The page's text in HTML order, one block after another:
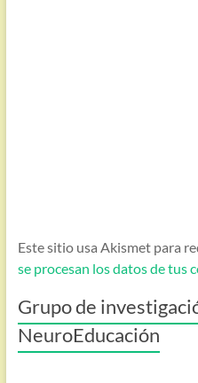
Este sitio usa Akismet para
se procesan los datos de tus
Grupo de
NeuroEducación